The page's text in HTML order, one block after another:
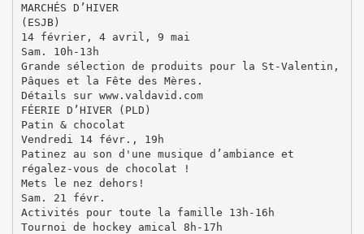
MARCHÉS D’HIVER
(ESJB)
14 février, 4 avril, 9 mai
Sam. 10h-13h
Grande sélection de produits pour la St-Valentin,
Pâques et la Fête des Mères.
Détails sur www.valdavid.com
FÉERIE D’HIVER (PLD)
Patin & chocolat
Vendredi 14 févr., 19h
Patinez au son d'une musique d’ambiance et
régalez-vous de chocolat !
Mets le nez dehors!
Sam. 21 févr.
Activités pour toute la famille 13h-16h
Tournoi de hockey amical 8h-17h